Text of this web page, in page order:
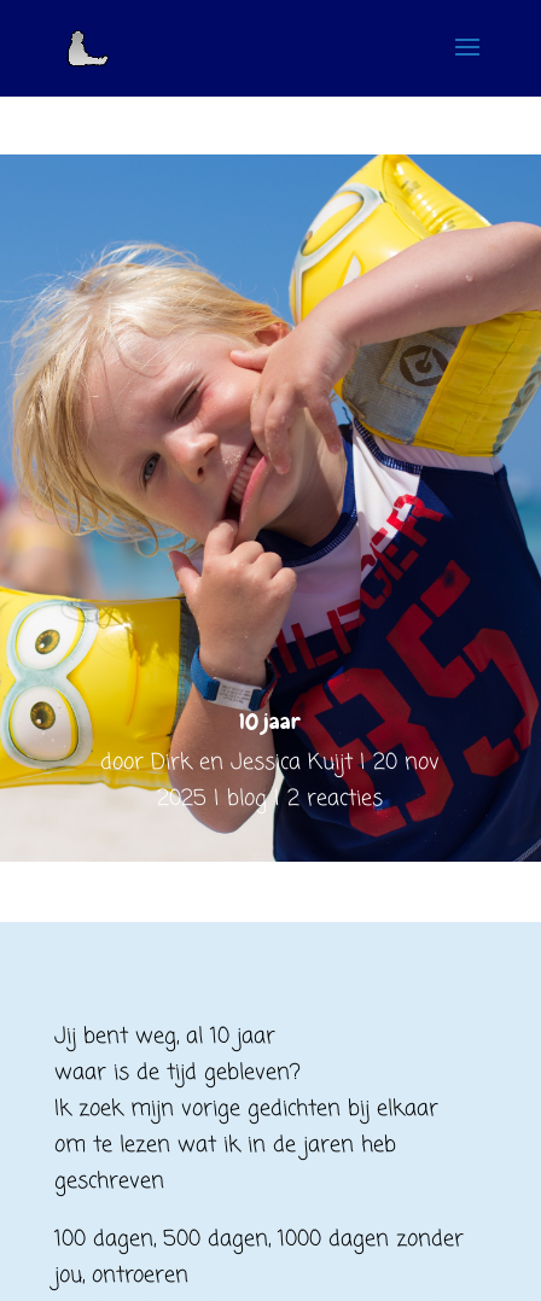
10 jaar
doorDirk en Jessica Kuijt
20 nov
2025
blog 2 reacties
Jij bent weg, al 10 jaar
waar is de tijd gebleven?
Ik zoek mijn vorige gedichten bij elkaar
om te lezen wat ik in de jaren heb
geschreven
100 dagen, 500 dagen, 1000 dagen zonder
jou, ontroeren